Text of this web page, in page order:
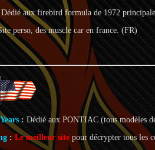
Dédié aux firebird formula de 1972
perso, des muscle car en france. (FR)
: Dédié aux PONTIAC (tous modèles
: Le meilleur site pour décrypter tous les